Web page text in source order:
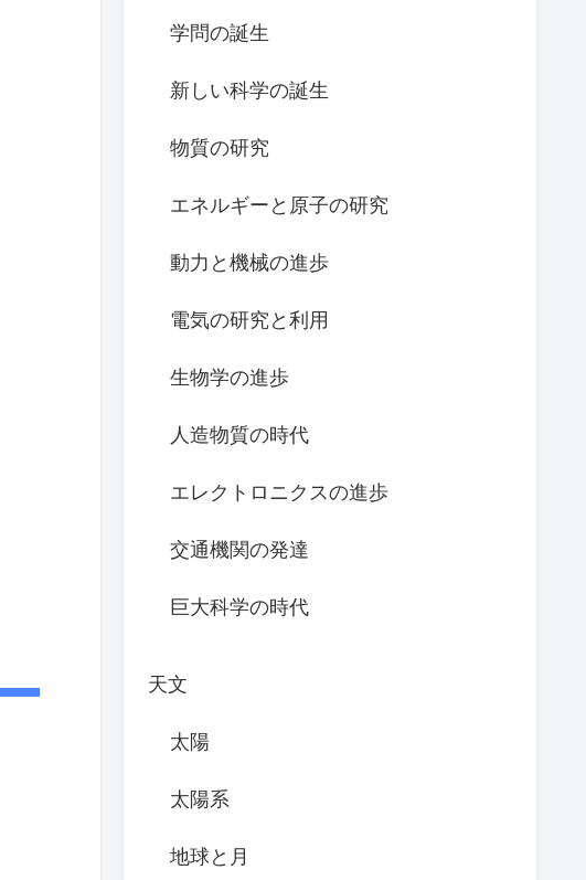
学問の誕生
新しい科学の誕生
物質の研究
エネルギーと原子の研究
動力と機械の進歩
電気の研究と利用
生物学の進歩
人造物質の時代
エレクトロニクスの進歩
交通機関の発達
巨大科学の時代
天文
太陽
太陽系
地球と月